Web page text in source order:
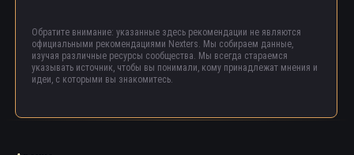
Обратите внимание: указанные здесь рекомендации не являются
официальными рекомендациями Nexters. Мы собираем данные,
изучая различные ресурсы сообщества. Мы всегда стараемся
указывать источник, чтобы вы понимали, кому принадлежат мнения и
идеи, с которыми вы знакомитесь.